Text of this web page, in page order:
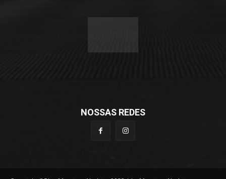
NOSSAS REDES